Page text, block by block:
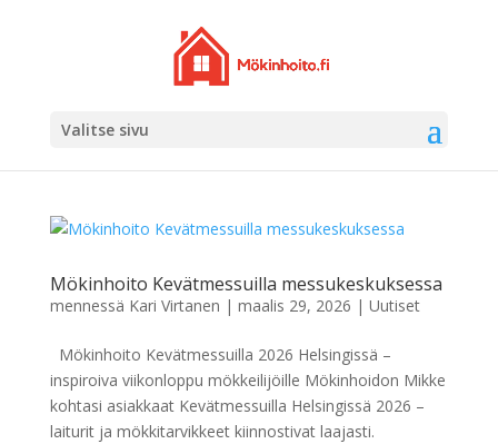
Valitse sivu
Mökinhoito Kevätmessuilla messukeskuksessa
mennessä Kari Virtanen | maalis 29, 2026 | Uutiset
Mökinhoito Kevätmessuilla 2026 Helsingissä –
inspiroiva viikonloppu mökkeilijöille Mökinhoidon Mikke
kohtasi asiakkaat Kevätmessuilla Helsingissä 2026 –
laiturit ja mökkitarvikkeet kiinnostivat laajasti.